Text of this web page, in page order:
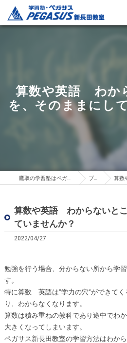
算数や英語 わか
を、そのままにし
鷹取の学習塾はペガサス新長田教室 ブログ 算数や
算数や英語 わからないと
ていませんか？
2022/04/27
勉強を行う場合、分からない所から学
す。
特に算数 英語は”学力の穴”ができて
り、わからなくなります。
算数は積み重ねの教科であり途中でわ
大きくなってしまいます。
ペガサス新長田教室の学習方法はわか